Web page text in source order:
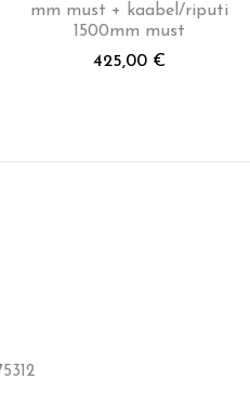
mm must + kaabel/riputi
1500mm must
425,00 €